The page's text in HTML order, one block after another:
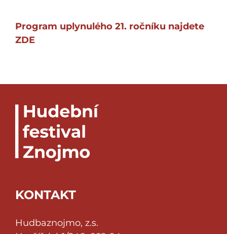
Program uplynulého 21. ročníku najdete
ZDE
KONTAKT
Hudbaznojmo, z.s.